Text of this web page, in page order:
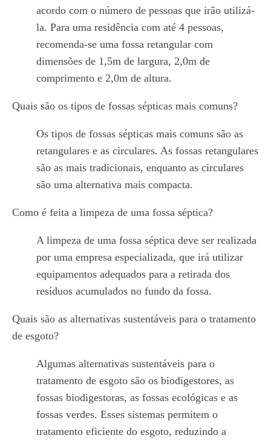
acordo com o número de pessoas que irão utilizá-
la. Para uma residência com até 4 pessoas,
recomenda-se uma fossa retangular com
dimensões de 1,5m de largura, 2,0m de
comprimento e 2,0m de altura.
Quais são os tipos de fossas sépticas mais comuns?
Os tipos de fossas sépticas mais comuns são as
retangulares e as circulares. As fossas retangulares
são as mais tradicionais, enquanto as circulares
são uma alternativa mais compacta.
Como é feita a limpeza de uma fossa séptica?
A limpeza de uma fossa séptica deve ser realizada
por uma empresa especializada, que irá utilizar
equipamentos adequados para a retirada dos
resíduos acumulados no fundo da fossa.
Quais são as alternativas sustentáveis para o tratamento
de esgoto?
Algumas alternativas sustentáveis para o
tratamento de esgoto são os biodigestores, as
fossas biodigestoras, as fossas ecológicas e as
fossas verdes. Esses sistemas permitem o
tratamento eficiente do esgoto, reduzindo a